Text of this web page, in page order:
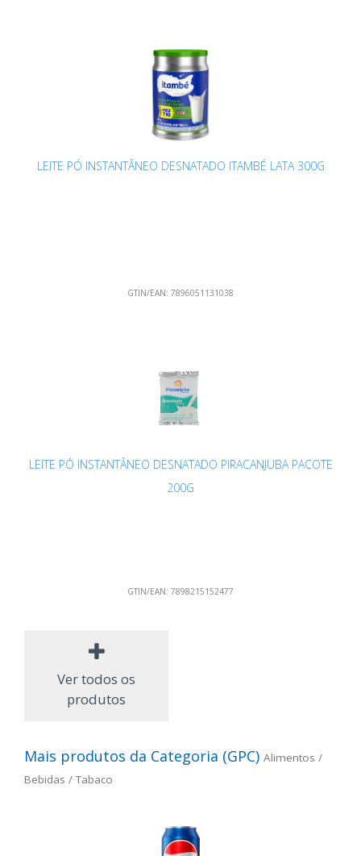
LEITE PÓ INSTANTÂNEO DESNATADO ITAMBÉ LATA 300G
GTIN/EAN: 7896051131038
LEITE PÓ INSTANTÂNEO DESNATADO PIRACANJUBA PACOTE
200G
GTIN/EAN: 7898215152477
Ver todos os
produtos
Mais produtos da Categoria (GPC) Alimentos /
Bebidas / Tabaco